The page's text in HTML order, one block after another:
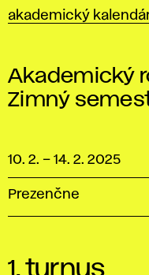
akademický
Akademický
Zimný
10. 2. – 14. 2. 2025
Prezenčne
1. turnus